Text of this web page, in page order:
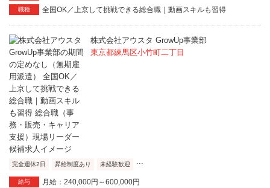
職種 全国OK／上京して挑戦できる総合職｜動画スキルも習得
株式会社アウスタ GrowUp事業部
東京都練馬区小竹町二丁目
完全週休2日 昇給制度あり 未経験歓迎 ...
給与 月給：240,000円～600,000円